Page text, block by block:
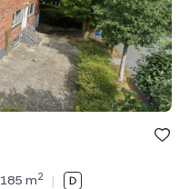
185 m2 |